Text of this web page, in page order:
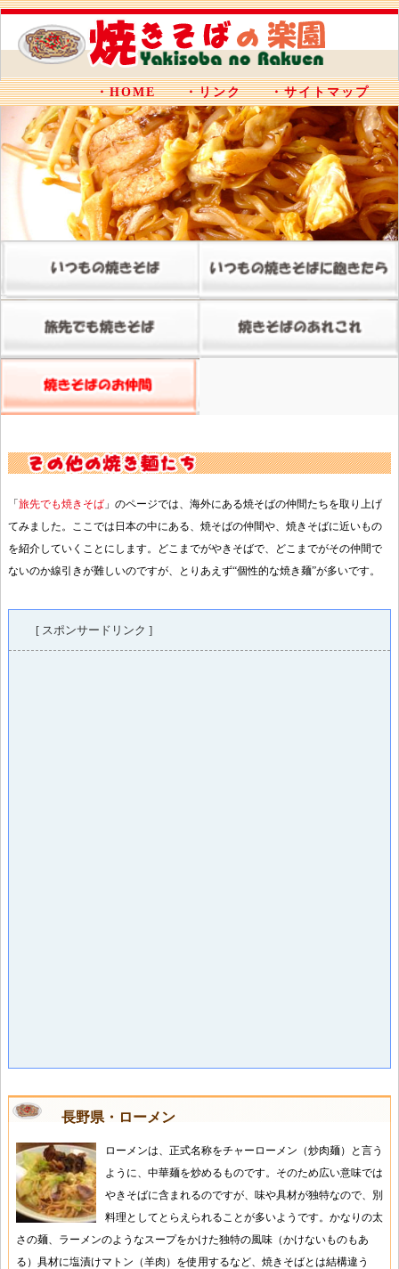
・HOME ・リンク ・サイトマップ
「 旅先でも焼きそば 」のページでは、海外にある焼そばの仲間たちを取り上げ
てみました。ここでは日本の中にある、焼そばの仲間や、焼きそばに近いもの
を紹介していくことにします。どこまでがやきそばで、どこまでがその仲間で
ないのか線引きが難しいのですが、とりあえず“個性的な焼き麺”が多いです。
[ スポンサードリンク ]
長野県・ローメン
ローメンは、正式名称をチャーローメン（炒肉麺）と言う
ように、中華麺を炒めるものです。そのため広い意味では
やきそばに含まれるのですが、味や具材が独特なので、別
料理としてとらえられることが多いようです。かなりの太
さの麺、ラーメンのようなスープをかけた独特の風味（かけないものもあ
る）具材に塩漬けマトン（羊肉）を使用するなど、焼きそばとは結構違う